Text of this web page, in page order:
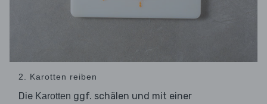
2. Karotten reiben
Die Karotten ggf. schälen und mit einer